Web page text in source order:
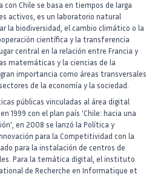
con Chile se basa en tiempos de larga
activos, es un laboratorio natural
la biodiversidad, el cambio climático o la
científica y la transferencia
central en la relación entre Francia y
matemáticas y la ciencias de la
importancia como áreas transversales
de la economía y la sociedad.
públicas vinculadas al área digital
1999 con el plan país 'Chile: hacia una
en 2008 se lanzó la Política y
para la Competitividad con la
para la instalación de centros de
Para la temática digital, el instituto
de Recherche en Informatique et